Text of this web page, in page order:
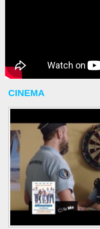
CINEMA